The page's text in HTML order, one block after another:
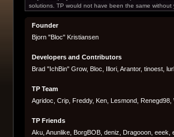
solutions. TP would not have been the same
Founder
Bjorn "Bloc" Kristiansen
Developers and Contributors
Brad "IchBin" Grow, Bloc, Illori, Arantor, tinoest,
TP Team
Agridoc, Crip, Freddy, Ken, Lesmond,
TP Friends
Aku, Anunlike, BorgBOB, deniz, Dragooon,